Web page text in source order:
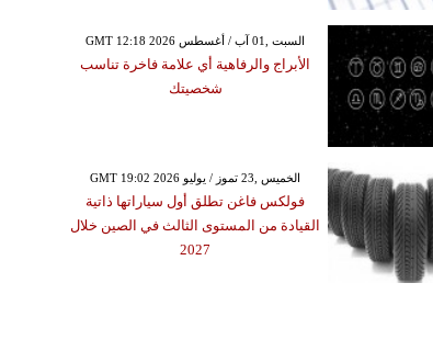
GMT 12:18 2026 السبت ,01 آب / أغسطس
الأبراج والرفاهية أي علامة فاخرة تناسب
شخصيتك
GMT 19:02 2026 الخميس ,23 تموز / يوليو
فولكس فاغن تطلق أول سياراتها ذاتية
القيادة من المستوى الثالث في الصين خلال
2027